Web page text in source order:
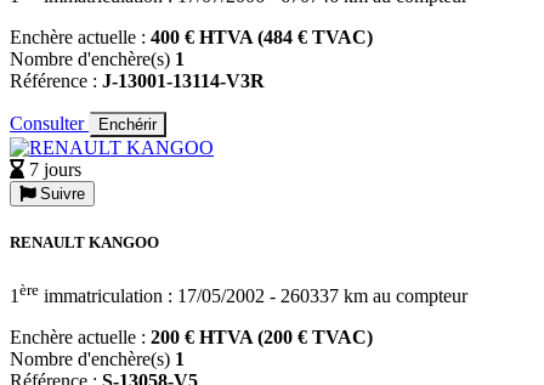
Enchère actuelle : 400 € HTVA (484 € TVAC)
Nombre d'enchère(s) 1
Référence : J-13001-13114-V3R
Consulter Enchérir
7 jours
Suivre
RENAULT KANGOO
1 ère immatriculation : 17/05/2002 - 260337 km au compteur
Enchère actuelle : 200 € HTVA (200 € TVAC)
Nombre d'enchère(s) 1
Référence : S-13058-V5